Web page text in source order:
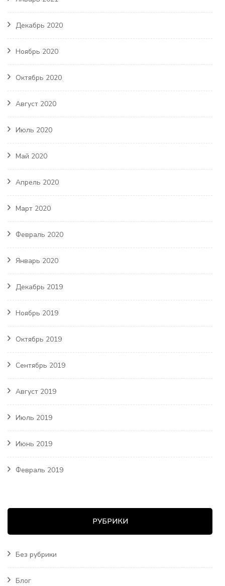
Декабрь 2020
Ноябрь 2020
Октябрь 2020
Август 2020
Июль 2020
Май 2020
Апрель 2020
Март 2020
Февраль 2020
Январь 2020
Декабрь 2019
Ноябрь 2019
Октябрь 2019
Сентябрь 2019
Август 2019
Июль 2019
Июнь 2019
Февраль 2019
РУБРИКИ
Без рубрики
Блог